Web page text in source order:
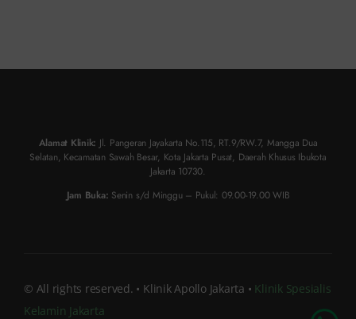
Alamat Klinik: Jl. Pangeran Jayakarta No.115, RT.9/RW.7, Mangga Dua
Selatan, Kecamatan Sawah Besar, Kota Jakarta Pusat, Daerah Khusus Ibukota
Jakarta 10730.
Jam Buka: Senin s/d Minggu – Pukul: 09.00-19.00 WIB
© All rights reserved. • Klinik Apollo Jakarta • Klinik Spesialis
Kelamin Jakarta
Chat Dokter